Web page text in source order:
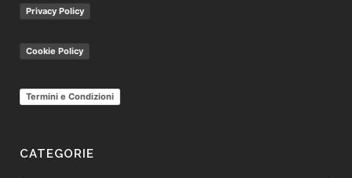
Privacy Policy
Cookie Policy
Termini e Condizioni
CATEGORIE